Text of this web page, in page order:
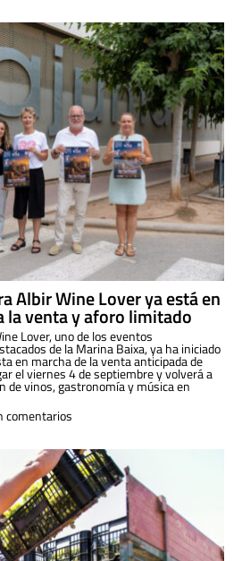
Albir Wine Lover ya está en
la venta y aforo limitado
Lover, uno de los eventos
de la Marina Baixa, ya ha iniciado
en marcha de la venta anticipada de
el viernes 4 de septiembre y volverá a
de vinos, gastronomía y música en
comentarios